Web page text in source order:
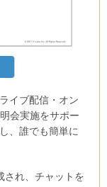
イブ配信・オン
会実施をサポー
、誰でも簡単に
され、チャットを